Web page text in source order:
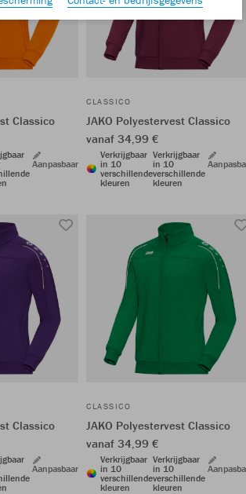
Classico
Aanpasbaar
CLASSICO
JAKO Polyestervest Classico
vanaf 34,99 €
Verkrijgbaar
in 10
verschillende
kleuren
Verkrijgbaar
in 10
verschillende
kleuren
Classico
Aanpasbaar
CLASSICO
JAKO Polyestervest Classico
vanaf 34,99 €
Verkrijgbaar
in 10
verschillende
kleuren
Verkrijgbaar
in 10
verschillende
kleuren